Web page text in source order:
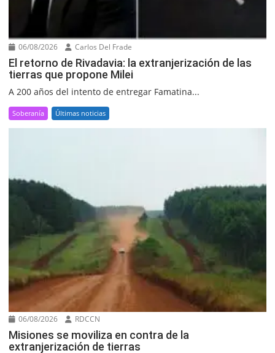
06/08/2026 Carlos Del Frade
El retorno de Rivadavia: la extranjerización de las
tierras que propone Milei
A 200 años del intento de entregar Famatina...
Soberanía Últimas noticias
06/08/2026 RDCCN
Misiones se moviliza en contra de la
extranjerización de tierras